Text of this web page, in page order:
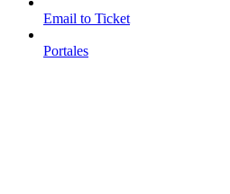
Email to Ticket
Portales